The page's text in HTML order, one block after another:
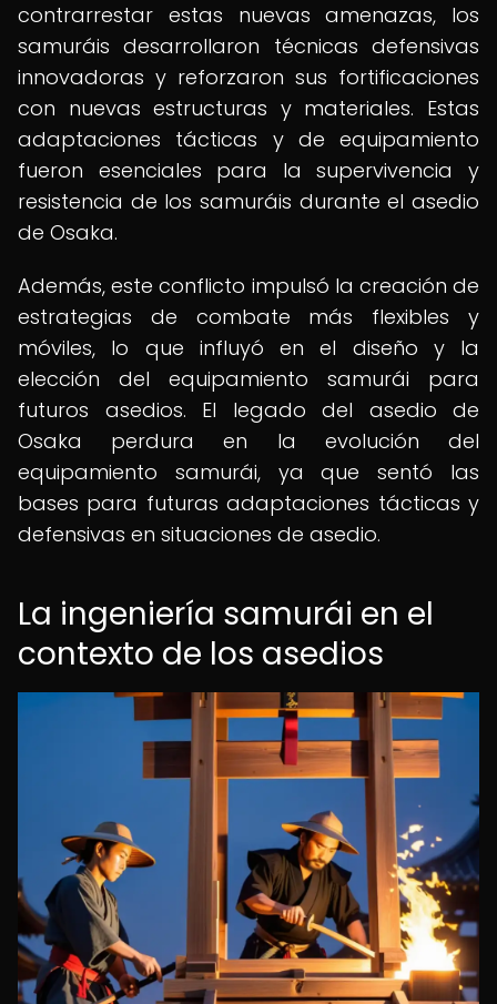
contrarrestar estas nuevas amenazas, los
samuráis desarrollaron técnicas defensivas
innovadoras y reforzaron sus fortificaciones
con nuevas estructuras y materiales. Estas
adaptaciones tácticas y de equipamiento
fueron esenciales para la supervivencia y
resistencia de los samuráis durante el asedio
de Osaka.
Además, este conflicto impulsó la creación de
estrategias de combate más flexibles y
móviles, lo que influyó en el diseño y la
elección del equipamiento samurái para
futuros asedios. El legado del asedio de
Osaka perdura en la evolución del
equipamiento samurái, ya que sentó las
bases para futuras adaptaciones tácticas y
defensivas en situaciones de asedio.
La ingeniería samurái en el
contexto de los asedios